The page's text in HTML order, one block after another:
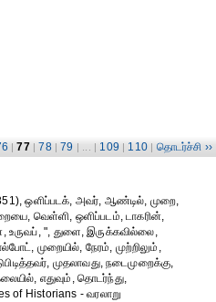
| 77 | 78 | 79 | ... | 109 | 110 | தொடர்ச்சி ››
ஒளிப்படக், அவர், ஆண்டில், முறை,
வெள்ளி, ஒளிப்படம், டாகரின்,
உருவப், ", துளை, இருக்கவில்லை,
முறையில், நேரம், முற்றிலும்,
முதலாவது, நடைமுறைக்கு,
எதுவும், தொடர்ந்து,
of Historians - வரலாறு